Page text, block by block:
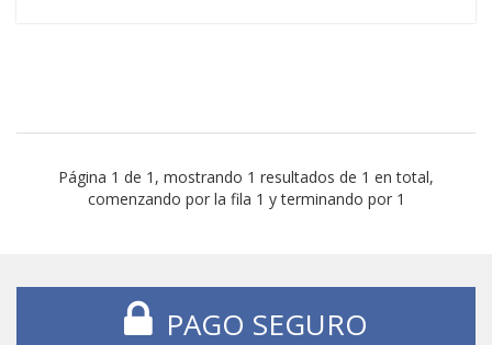
Página 1 de 1, mostrando 1 resultados de 1 en total,
comenzando por la fila 1 y terminando por 1
PAGO SEGURO